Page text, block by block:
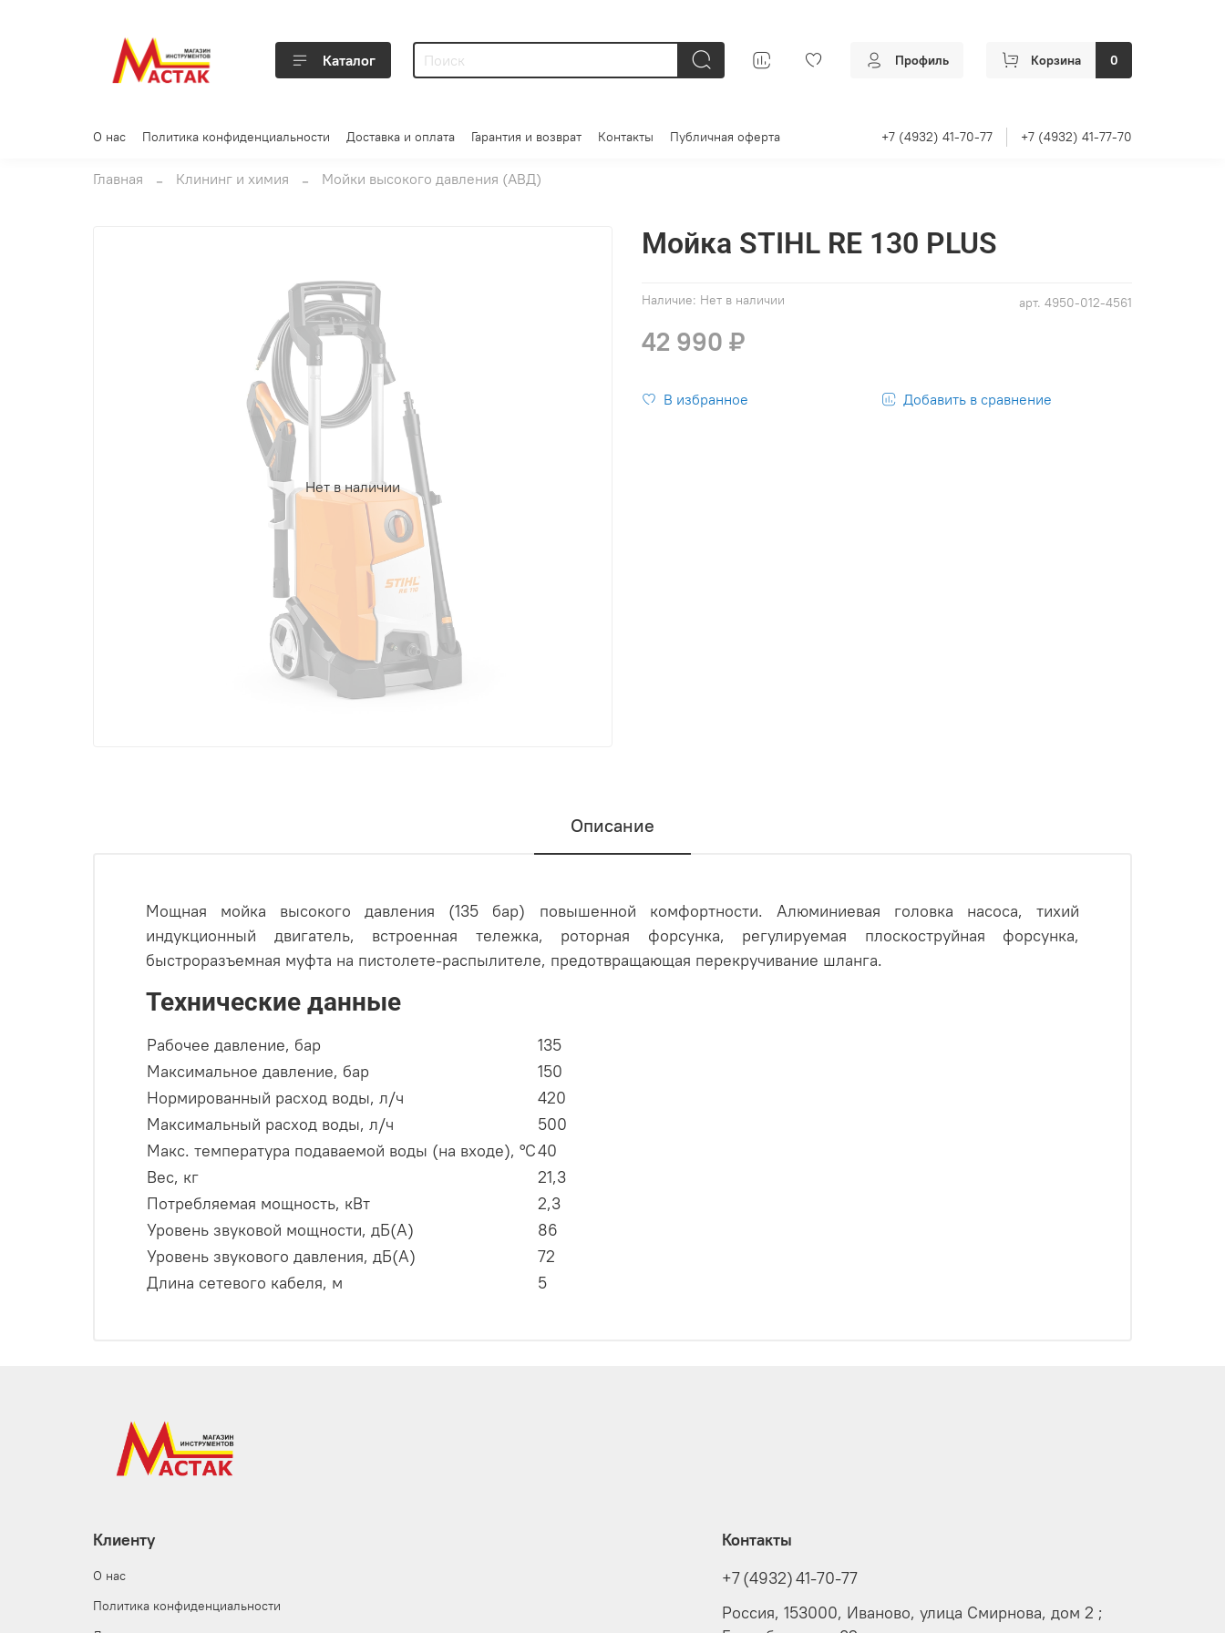
Каталог Профиль Корзина 0
О нас Политика конфиденциальности Доставка и оплата Гарантия и возврат Контакты Публичная оферта +7 (4932) 41-70-77 +7 (4932) 41-77-70
Главная Клининг и химия Мойки высокого давления (АВД)
Нет в наличии
арт. 4950-012-4561
Наличие: Нет в наличии
Мойка STIHL RE 130 PLUS
42 990 ₽
В избранное Добавить в сравнение
Описание
Мощная мойка высокого давления (135 бар) повышенной комфортности. Алюминиевая головка насоса, тихий
индукционный двигатель, встроенная тележка, роторная форсунка, регулируемая плоскоструйная форсунка,
быстроразъемная муфта на пистолете-распылителе, предотвращающая перекручивание шланга.
Технические данные
Рабочее давление, бар
135
Максимальное давление, бар
150
Нормированный расход воды, л/ч
420
Максимальный расход воды, л/ч
500
Макс. температура подаваемой воды (на входе), °С40
Вес, кг
21,3
Потребляемая мощность, кВт
2,3
Уровень звуковой мощности, дБ(A)
86
Уровень звукового давления, дБ(A)
72
Длина сетевого кабеля, м
5
Клиенту
О нас
Политика конфиденциальности
Контакты
+7 (4932) 41-70-77
Россия, 153000, Иваново, улица Смирнова, дом 2 ;